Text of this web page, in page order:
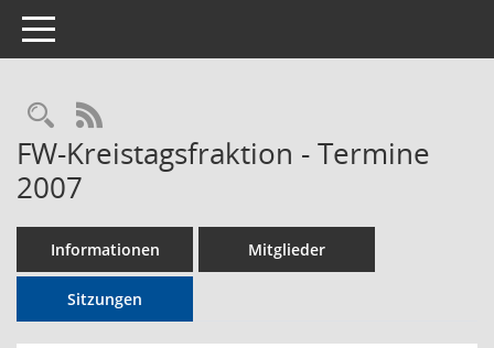
Toggle navigation
Rechercheauswahl
RSS-Feed
FW-Kreistagsfraktion - Termine
2007
Informationen Mitglieder
Sitzungen